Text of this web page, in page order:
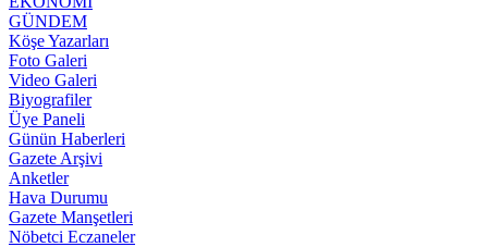
GÜNDEM
Köşe Yazarları
Foto Galeri
Video Galeri
Biyografiler
Üye Paneli
Günün Haberleri
Gazete Arşivi
Anketler
Hava Durumu
Gazete Manşetleri
Nöbetci Eczaneler